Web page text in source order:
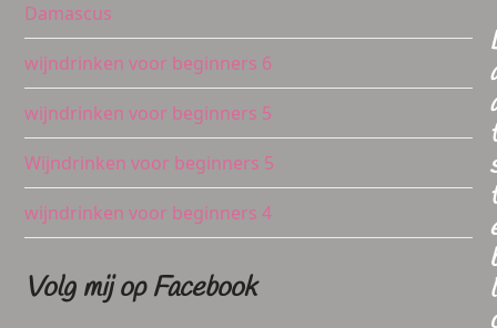
Damascus
wijndrinken voor beginners 6
wijndrinken voor beginners 5
Wijndrinken voor beginners 5
wijndrinken voor beginners 4
Volg mij op Facebook
t
t
l